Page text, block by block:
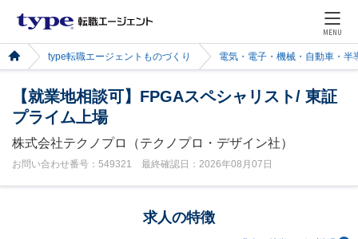
MENU
type転職エージェントものづくり 電気・電子・機械・自動車・半
【就業地相談可】FPGAスペシャリスト/ 東証
プライム上場
株式会社テクノプロ（テクノプロ・デザイン社）
お問い合わせ番号：549321 最終確認日：2026年08月07日
求人の特徴